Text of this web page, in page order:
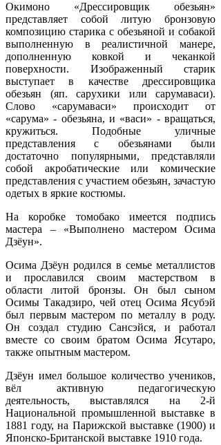
Окимоно «Дрессировщик обезьян»
представляет собой литую бронзовую
композицию старика с обезьяной и собакой
выполненную в реалистичной манере,
дополненную ковкой и чеканкой
поверхности. Изображенный старик
выступает в качестве дрессировщика
обезьян (яп. сарухики или сарумаваси).
Слово «сарумаваси» происходит от
«сарума» - обезьяна, и «васи» - вращаться,
кружиться. Подобные уличные
представления с обезьянами были
достаточно популярными, представляли
собой акробатические или комические
представления с участием обезьян, зачастую
одетых в яркие костюмы.
На коробке томобако имеется подпись
мастера – «Выполнено мастером Осима
Дзёун».
Осима Дзёун родился в семье металлистов
и прославился своим мастерством в
области литой бронзы. Он был сыном
Осимы Такадзиро, чей отец Осима Ясубэй
был первым мастером по металлу в роду.
Он создал студию Сансэйся, и работал
вместе со своим братом Осима Ясутаро,
также опытным мастером.
Дзёун имел большое количество учеников,
вёл активную педагогическую
деятельность, выставлялся на 2-й
Национальной промышленной выставке в
1881 году, на Парижской выставке (1900) и
Японско-Британской выставке 1910 года.